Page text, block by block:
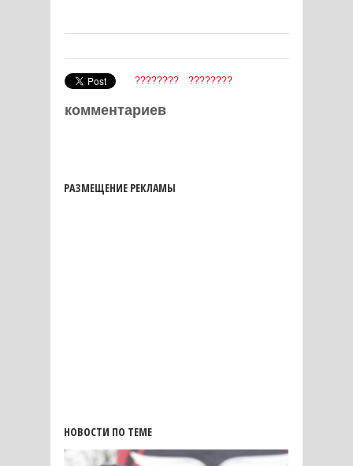
???????? ????????
комментариев
РАЗМЕЩЕНИЕ РЕКЛАМЫ
НОВОСТИ ПО ТЕМЕ